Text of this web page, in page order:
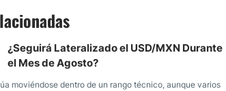
¿Seguirá Lateralizado el USD/MXN Durante
el Mes de Agosto?
moviéndose dentro de un rango técnico, aunque varios